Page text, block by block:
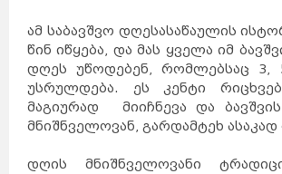
ამ საბავშვო დღესასაწაულის
წინ იწყება, და მას ყველა იმ
დღეს უწოდებენ, რომლებსაც 3,
უსრულდება. ეს კენტი
მაგიურად მიიჩნევა და
მნიშნველოვან, გარდამტეხ
დღის მნიშნველოვანი